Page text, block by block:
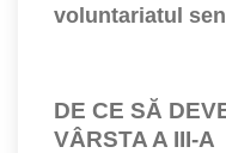
voluntariatul
DE CE SĂ
VÂRSTA A III-A